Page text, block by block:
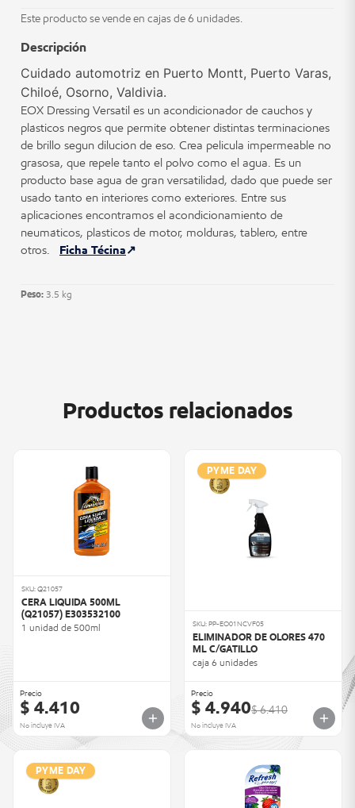
Este producto se vende en cajas de 6 unidades.
Descripción
Cuidado automotriz en Puerto Montt, Puerto Varas,
Chiloé, Osorno, Valdivia.
EOX Dressing Versatil es un acondicionador de cauchos y
plásticos negros que permite obtener distintas terminaciones
de brillo segun dilución de eso. Crea pelicula impermeable no
grasosa, que repele tanto el polvo como el agua. Es un
producto base agua de gran versatilidad, dado que puede ser
usado tanto en interiores como exteriores. Entre sus
aplicaciones encontramos el acondicionamiento de
neumáticos, plasticos de motor, molduras, tablero, entre
otros. Ficha Técina
Peso: 3.5 kg
Productos relacionados
SKU: Q21057
CERA LIQUIDA 500ML
(Q21057) E303532100
1 unidad de 500ml
Precio
$ 4.410
No incluye IVA
PYME DAY
SKU: PP-EO01NCVF05
ELIMINADOR DE OLORES 470
ML C/GATILLO
caja 6 unidades
Precio
$ 4.940$ 6.410
No incluye IVA
PYME DAY